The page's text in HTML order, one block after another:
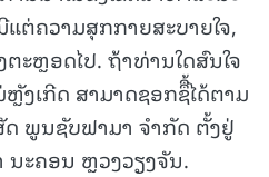
ຄວາມສຸກກາຍສະບາຍໃຈ,
ະຫຼອດໄປ. ຖ້າທ່ານໃດສົນໃຈ
ງເກີດ ສາມາດຊອກຊຶື້ໄດ້ຕາມ
ພູນຊັບຟາມາ ຈຳກັດ ຕັ້ງຢູ່
ນະຄອນ ຫຼວງວຽງຈັນ.